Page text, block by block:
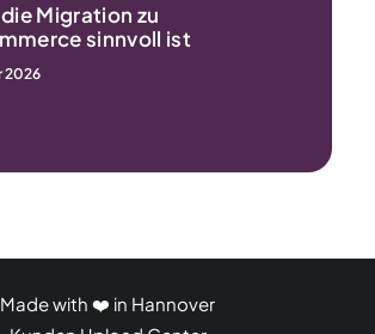
Migration zu
sinnvoll ist
2026
Made with ❤️ in Hannover